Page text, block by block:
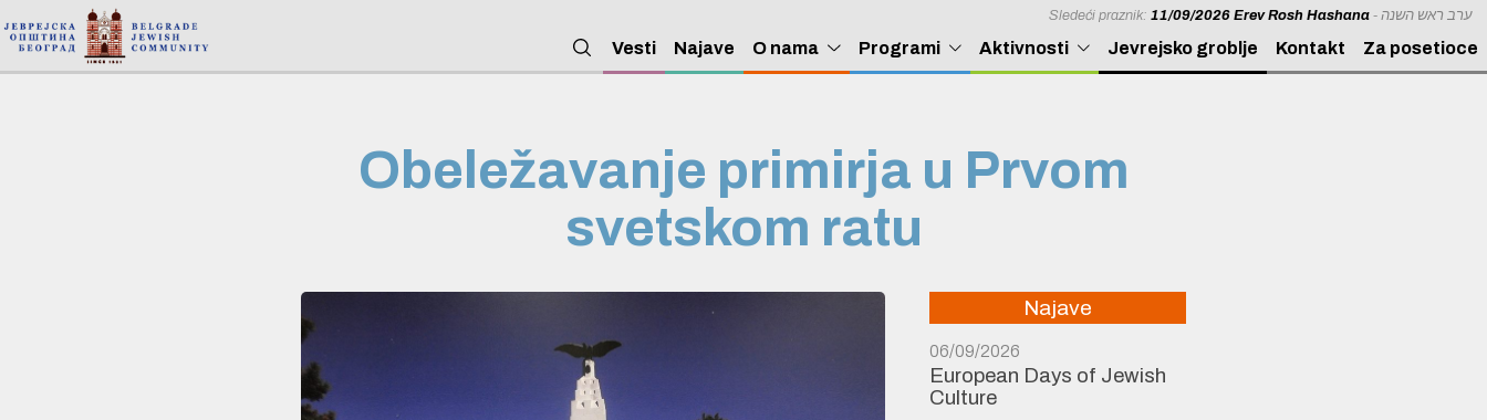
Sledeći praznik:11/09/2026 Erev Rosh Hashana - ערב ראש השנה
Vesti Najave O nama Programi Aktivnosti Jevrejsko groblje Kontakt Za posetioce
Obeležavanje primirja u Prvom
svetskom ratu
Najave
06/09/2026
European Days of Jewish
Culture